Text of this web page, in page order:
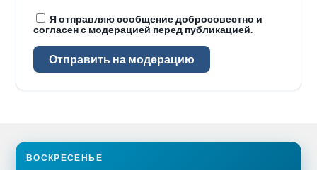
Я отправляю сообщение добросовестно и
согласен с модерацией перед публикацией.
Отправить на модерацию
ВОСКРЕСЕНЬЕ